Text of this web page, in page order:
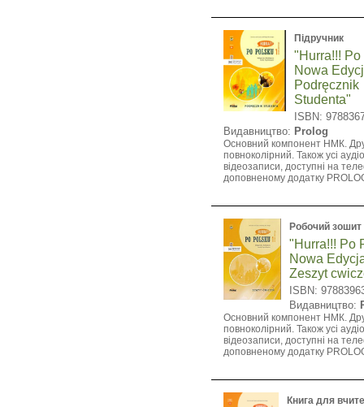
Підручник
"Hurra!!!
Nowa
Podręcznik
Studenta"
ISBN:
Видавництво: Prolog
Основний компонент НМК.
повноколірний. Також усі
відеозаписи, доступні на
доповненому додатку
Робочий зошит
"Hurra!!! Po
Nowa
Zeszyt
ISBN:
Видавництво:
Основний компонент НМК.
повноколірний. Також усі
відеозаписи, доступні на
доповненому додатку
Книга для